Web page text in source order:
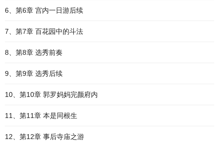
6、第6章 宫内一日游后续
7、第7章 百花园中的斗法
8、第8章 选秀前奏
9、第9章 选秀后续
10、第10章 郭罗妈妈完颜府内
11、第11章 本是同根生
12、第12章 事后寺庙之游